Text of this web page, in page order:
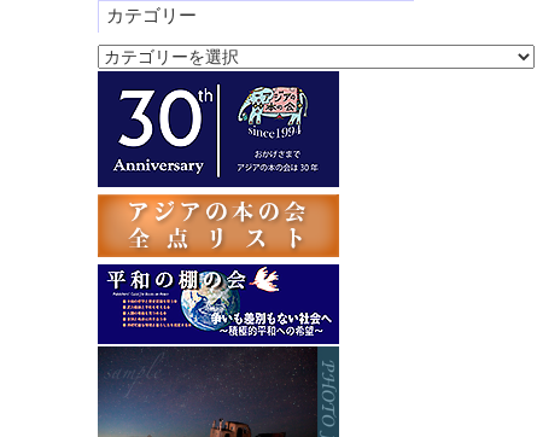
カ
イ
ブ
カテゴリー
カ